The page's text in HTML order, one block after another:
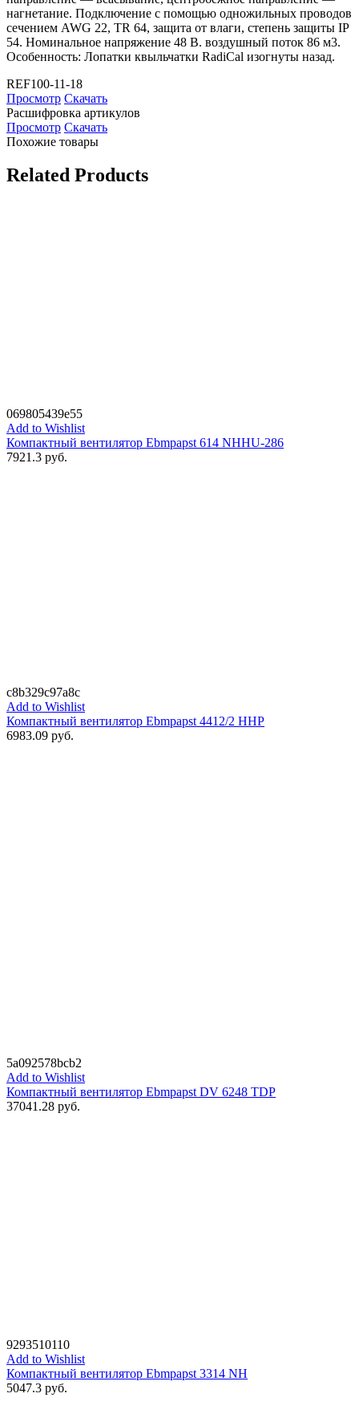
нагнетание. Подключение с помощью одножильных проводов
сечением AWG 22, TR 64, защита от влаги, степень защиты IP
54. Номинальное напряжение 48 В. воздушный поток 86 м3.
Особенность: Лопатки квыльчатки RadiCal изогнуты назад.
REF100-11-18
Просмотр Скачать
Расшифровка артикулов
Просмотр Скачать
Похожие товары
Related Products
069805439e55
Add to Wishlist
Компактный вентилятор Ebmpapst 614 NHHU-286
7921.3 руб.
c8b329c97a8c
Add to Wishlist
Компактный вентилятор Ebmpapst 4412/2 HHP
6983.09 руб.
5a092578bcb2
Add to Wishlist
Компактный вентилятор Ebmpapst DV 6248 TDP
37041.28 руб.
9293510110
Add to Wishlist
Компактный вентилятор Ebmpapst 3314 NH
5047.3 руб.